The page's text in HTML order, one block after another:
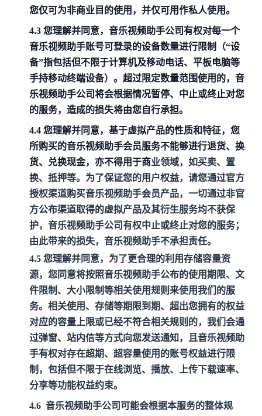
您仅可为非商业目的使用，并仅可用作私人使用。
4.3您理解并同意，音乐视频助手公司有权对每一个
音乐视频助手账号可登录的设备数量进行限制（“设
备”指包括但不限于计算机及移动电话、平板电脑等
手持移动终端设备）。超过限定数量范围使用的，音
乐视频助手公司将会根据情况暂停、中止或终止对您
的服务，造成的损失将由您自行承担。
4.4您理解并同意，基于虚拟产品的性质和特征，您
所购买的音乐视频助手会员服务不能够进行退货、换
货、兑换现金，亦不得用于商业领域，如买卖、置
换、抵押等。 为了保证您的用户权益，请您通过官方
授权渠道购买音乐视频助手会员产品，一切通过非官
方公布渠道取得的虚拟产品及其衍生服务均不获保
护，音乐视频助手公司有权中止或终止对您的服务；
由此带来的损失，音乐视频助手不承担责任。
4.5 您理解并同意，为了更合理的利用存储容量资
源，您同意将按照音乐视频助手公布的使用期限、文
件限制、大小限制等相关使用规则来使用我们的服
务。相关使用、存储等期限到期、超出您拥有的权益
对应的容量上限或已经不符合相关规则的，我们会通
过弹窗、站内信等方式向您发送通知，且音乐视频助
手有权对存在超期、超容量使用的账号权益进行限
制，包括但不限于在线浏览、播放、上传下载速率、
分享等功能权益约束。
4.6 音乐视频助手公司可能会根据本服务的整体规